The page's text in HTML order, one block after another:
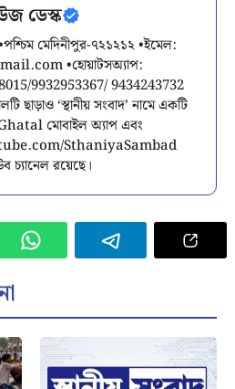
ডেস্ক
•পশ্চিম মেদিনীপুর-৭২১২১২ •ইমেল:
•হোয়াটসঅ্যাপ:
9932953367/ 9434243732
ছাড়াও ‘স্থানীয় সংবাদ’ নামে একটি
মোবাইল অ্যাপ এবং
SthaniyaSambad
চ্যানেল রয়েছে।